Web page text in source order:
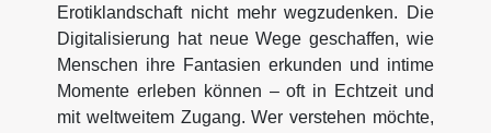
Erotiklandschaft nicht mehr wegzudenken. Die
Digitalisierung hat neue Wege geschaffen, wie
Menschen ihre Fantasien erkunden und intime
Momente erleben können – oft in Echtzeit und
mit weltweitem Zugang. Wer verstehen möchte,